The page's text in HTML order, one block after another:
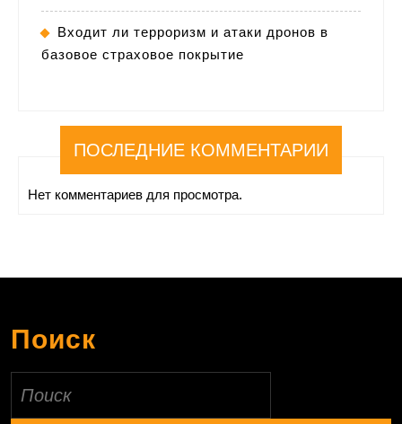
Входит ли терроризм и атаки дронов в
базовое страховое покрытие
ПОСЛЕДНИЕ КОММЕНТАРИИ
Нет комментариев для просмотра.
Поиск